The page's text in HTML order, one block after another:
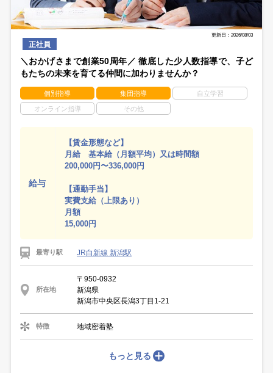
更新日：2026/08/03
正社員
＼おかげさまで創業50周年／ 徹底した少人数指導で、子ど
もたちの未来を育てる仲間に加わりませんか？
個別指導 集団指導 自立学習
オンライン指導 その他
給与
【賃金形態など】
月給 基本給（月額平均）又は時間額
200,000円〜336,000円
【通勤手当】
実費支給（上限あり）
月額
15,000円
最寄り駅 JR白新線 新潟駅
所在地
〒950-0932
新潟県
新潟市中央区長潟3丁目1-21
特徴 地域密着塾
もっと見る